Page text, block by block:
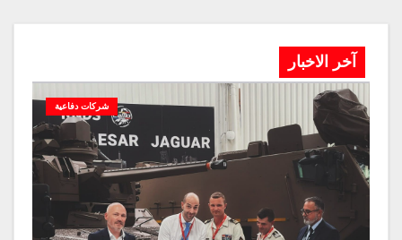
آخر الاخبار
شركات دفاعية